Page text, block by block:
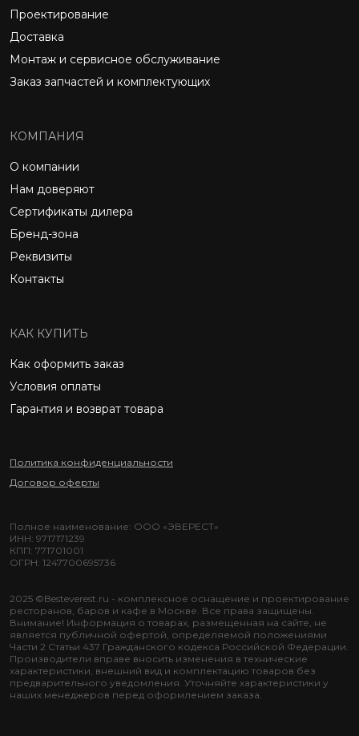
Проектирование
Доставка
Монтаж и сервисное обслуживание
Заказ запчастей и комплектующих
КОМПАНИЯ
О компании
Нам доверяют
Сертификаты дилера
Бренд-зона
Реквизиты
Контакты
КАК КУПИТЬ
Как оформить заказ
Условия оплаты
Гарантия и возврат товара
Политика конфиденциальности
Договор оферты
2025 ©Besteverest.ru - комплексное оснащение и проектирование
ресторанов, баров и кафе в Москве. Все права защищены.
Внимание! Информация о товарах, размещенная на сайте, не
является публичной офертой, определяемой положениями
Части 2 Статьи 437 Гражданского кодекса Российской Федерации.
Производители вправе вносить изменения в технические
характеристики, внешний вид и комплектацию товаров без
предварительного уведомления. Уточняйте характеристики у
наших менеджеров перед оформлением заказа.
Полное наименование: ООО «ЭВЕРЕСТ»
ИНН: 9717171239
КПП: 771701001
ОГРН: 1247700695736